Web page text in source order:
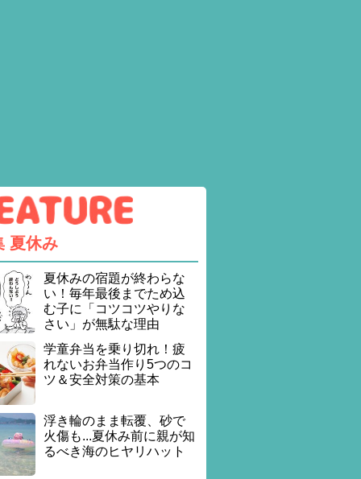
夏休み
夏休みの宿題が終わらな
い！毎年最後までため込
む子に「コツコツやりな
さい」が無駄な理由
学童弁当を乗り切れ！疲
れないお弁当作り5つのコ
ツ＆安全対策の基本
浮き輪のまま転覆、砂で
火傷も...夏休み前に親が知
るべき海のヒヤリハット